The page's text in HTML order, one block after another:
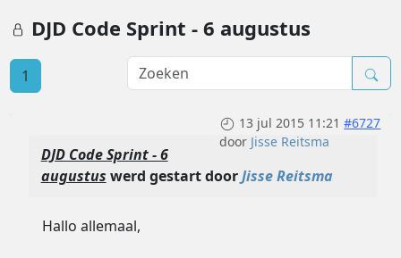
DJD Code Sprint - 6 augustus
1
13 jul 2015 11:21 #6727
door Jisse Reitsma
DJD Code Sprint - 6
augustus werd gestart doorJisse Reitsma
Hallo allemaal,